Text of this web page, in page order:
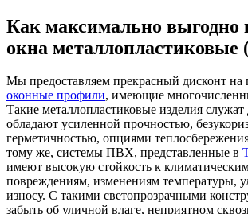
Как максимально выгодно
окна металлопластиковые
Мы предоставляем прекрасный дисконт на
оконные профили, имеющие
Такие металлопластиковые изделия служат
обладают усиленной прочностью,
герметичностью, опциями
тому же, системы ПВХ, представленные в
имеют высокую стойкость к
повреждениям, изменениям температуры,
износу. С такими светопрозрачными
забыть об уличной влаге, неприятном